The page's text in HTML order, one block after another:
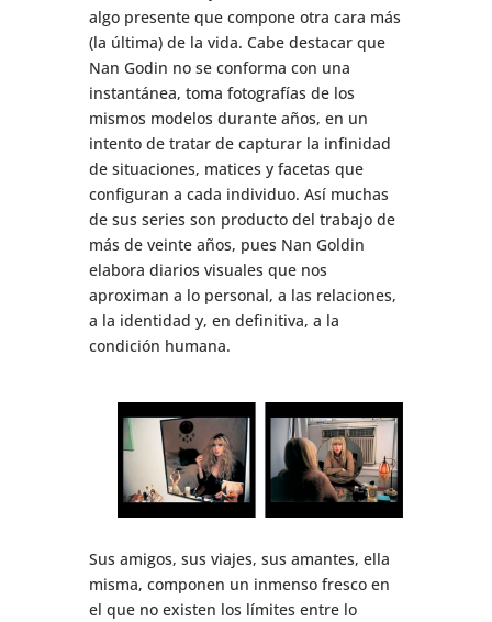
algo presente que compone otra cara más
(la última) de la vida. Cabe destacar que
Nan Godin no se conforma con una
instantánea, toma fotografías de los
mismos modelos durante años, en un
intento de tratar de capturar la infinidad
de situaciones, matices y facetas que
configuran a cada individuo. Así muchas
de sus series son producto del trabajo de
más de veinte años, pues Nan Goldin
elabora diarios visuales que nos
aproximan a lo personal, a las relaciones,
a la identidad y, en definitiva, a la
condición humana.
Sus amigos, sus viajes, sus amantes, ella
misma, componen un inmenso fresco en
el que no existen los límites entre lo